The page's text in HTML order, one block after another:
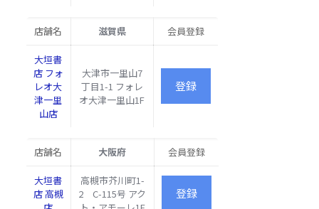
下
京
区
大垣書店
京都本店
四条通
室町東
SUINA
室町1F
大垣書店
京都ポル
タ店
錦小路
下る東
塩小路
町901
京都駅
店舗名 滋賀県 会員登録
大垣書
店 フォ
レオ大
津一里
山店
大津市一里山7
丁目1-1 フォレ
オ大津一里山1F
店舗名 大阪府 会員登録
大垣書
店 高槻
高槻市芥川町1-
2 C-115号 アク